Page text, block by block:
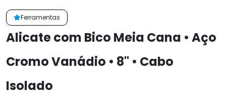
Ferramentas
Alicate com Bico Meia Cana • Aço
Cromo Vanádio • 8" • Cabo
Isolado